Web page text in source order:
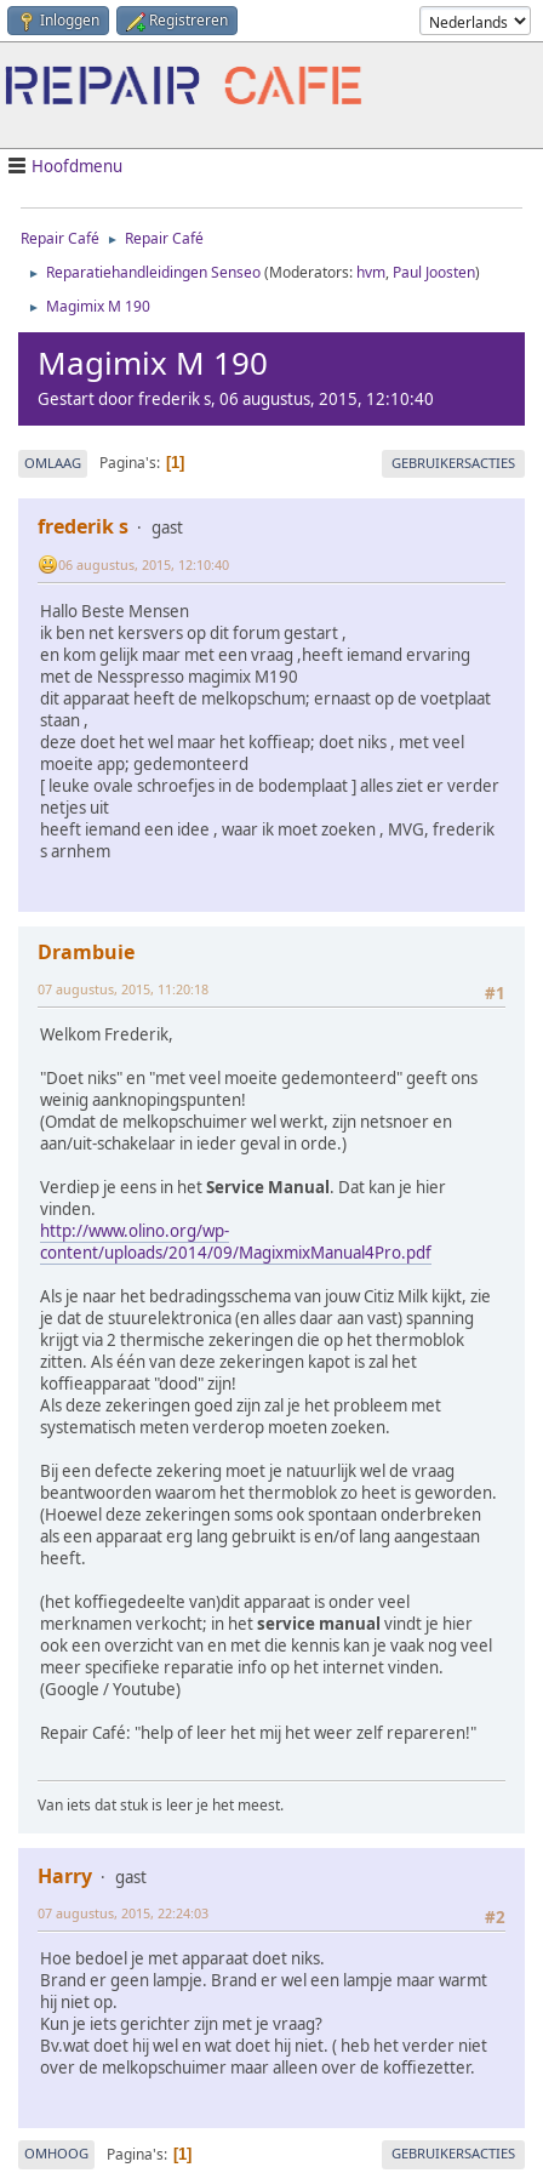
Inloggen Registreren
Hoofdmenu
Repair Café ► Repair Café
► Reparatiehandleidingen Senseo(Moderators: hvm, Paul Joosten)
► Magimix M 190
Magimix M 190
Gestart door frederik s, 06 augustus, 2015, 12:10:40
OMLAAG Pagina's 1 GEBRUIKERSACTIES
frederik s gast
06 augustus, 2015, 12:10:40
Hallo Beste Mensen
ik ben net kersvers op dit forum gestart ,
en kom gelijk maar met een vraag ,heeft iemand ervaring
met de Nesspresso magimix M190
dit apparaat heeft de melkopschum; ernaast op de voetplaat
staan ,
deze doet het wel maar het koffieap; doet niks , met veel
moeite app; gedemonteerd
[ leuke ovale schroefjes in de bodemplaat ] alles ziet er verder
netjes uit
heeft iemand een idee , waar ik moet zoeken , MVG, frederik
s arnhem
Drambuie
#1
07 augustus, 2015, 11:20:18
Welkom Frederik,
"Doet niks" en "met veel moeite gedemonteerd" geeft ons
weinig aanknopingspunten!
(Omdat de melkopschuimer wel werkt, zijn netsnoer en
aan/uit-schakelaar in ieder geval in orde.)
Verdiep je eens in hetService Manual. Dat kan je hier
vinden.
http://www.olino.org/wp-
content/uploads/2014/09/MagixmixManual4Pro.pdf
Als je naar het bedradingsschema van jouw Citiz Milk kijkt, zie
je dat de stuurelektronica (en alles daar aan vast) spanning
krijgt via 2 thermische zekeringen die op het thermoblok
zitten. Als één van deze zekeringen kapot is zal het
koffieapparaat "dood" zijn!
Als deze zekeringen goed zijn zal je het probleem met
systematisch meten verderop moeten zoeken.
Bij een defecte zekering moet je natuurlijk wel de vraag
beantwoorden waarom het thermoblok zo heet is geworden.
(Hoewel deze zekeringen soms ook spontaan onderbreken
als een apparaat erg lang gebruikt is en/of lang aangestaan
heeft.
(het koffiegedeelte van)dit apparaat is onder veel
merknamen verkocht; in hetservice manual vindt je hier
ook een overzicht van en met die kennis kan je vaak nog veel
meer specifieke reparatie info op het internet vinden.
(Google / Youtube)
Repair Café: "help of leer het mij het weer zelf repareren!"
Van iets dat stuk is leer je het meest.
Harry
gast
#2
07 augustus, 2015, 22:24:03
Hoe bedoel je met apparaat doet niks.
Brand er geen lampje. Brand er wel een lampje maar warmt
hij niet op.
Kun je iets gerichter zijn met je vraag?
Bv.wat doet hij wel en wat doet hij niet. ( heb het verder niet
over de melkopschuimer maar alleen over de koffiezetter.
OMHOOG Pagina's 1 GEBRUIKERSACTIES